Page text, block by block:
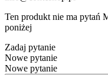
Ten produkt nie ma pytań
poniżej
Zadaj pytanie
Nowe pytanie
Nowe pytanie